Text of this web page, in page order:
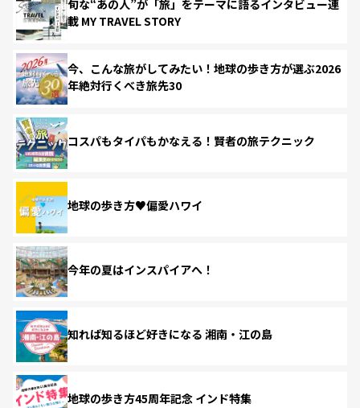
旬な“あの人”が「旅」をテーマに語るインタビュー連
載 MY TRAVEL STORY
今、こんな旅がしてみたい！地球の歩き方が選ぶ2026
年絶対行くべき旅先30
コスパもタイパもかなえる！賢者の旅テクニック
地球の歩き方♥偏愛ハワイ
今年の夏はインスパイアへ！
知れば知るほど好きになる 湘南・江の島
地球の歩き方45周年記念 インド特集